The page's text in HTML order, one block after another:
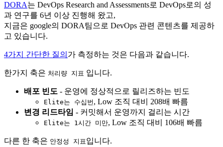
DORA는 DevOps Research and Assessments로 DevOps로의 성
과 연구를 6년 이상 진행해 왔고,
지금은 google의 DORA팀으로 DevOps 관련 콘텐츠를 제공하
고 있습니다.
4가지 간단한 질의 가 측정하는 것은 다음과 같습니다.
한가지 축은 처리량 지표 입니다.
배포 빈도 - 운영에 정상적으로 릴리즈하는 빈도
Elite는 수십번 , Low 조직 대비 208배 빠름
변경 리드타임 - 커밋해서 운영까지 걸리는 시간
Elite는 1시간 미만, Low 조직 대비 106배 빠름
다른 한 축은 안정성 지표입니다.